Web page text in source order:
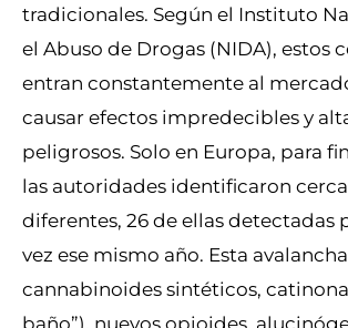
tradicionales. Según el Instituto
el Abuso de Drogas (NIDA), estos
entran constantemente al
causar efectos impredecibles y
peligrosos. Solo en Europa, para
las autoridades identificaron cerca
diferentes, 26 de ellas detectadas
vez ese mismo año. Esta
cannabinoides sintéticos,
baño”), nuevos opioides,